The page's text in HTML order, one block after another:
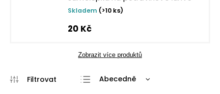
Skladem (>10 ks)
20 Kč
Zobrazit více produktů
Abecedně